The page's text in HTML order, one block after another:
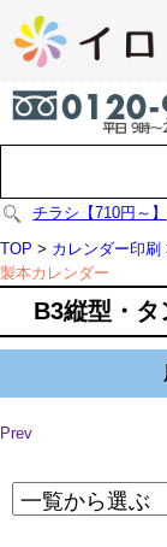
チラシ【710円～】
TOP > カレンダー印刷
製本カレンダー
B3縦型・
Prev